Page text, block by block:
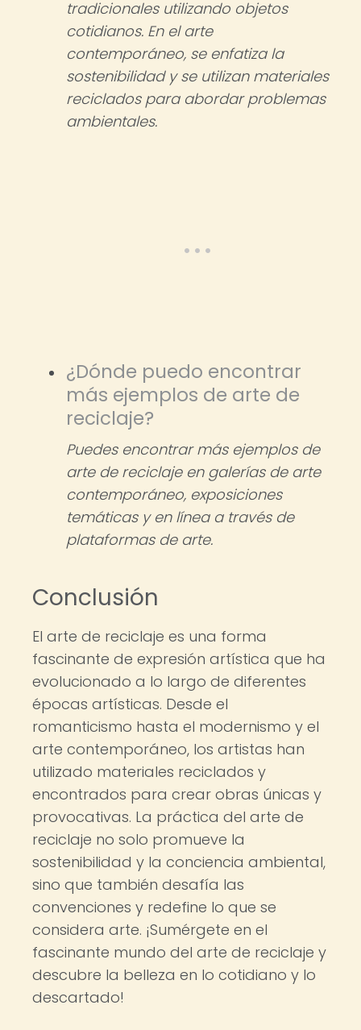
tradicionales utilizando objetos
cotidianos. En el arte
contemporáneo, se enfatiza la
sostenibilidad y se utilizan materiales
reciclados para abordar problemas
ambientales.
¿Dónde puedo encontrar
más ejemplos de arte de
reciclaje?
Puedes encontrar más ejemplos de
arte de reciclaje en galerías de arte
contemporáneo, exposiciones
temáticas y en línea a través de
plataformas de arte.
Conclusión
El arte de reciclaje es una forma
fascinante de expresión artística que ha
evolucionado a lo largo de diferentes
épocas artísticas. Desde el
romanticismo hasta el modernismo y el
arte contemporáneo, los artistas han
utilizado materiales reciclados y
encontrados para crear obras únicas y
provocativas. La práctica del arte de
reciclaje no solo promueve la
sostenibilidad y la conciencia ambiental,
sino que también desafía las
convenciones y redefine lo que se
considera arte. ¡Sumérgete en el
fascinante mundo del arte de reciclaje y
descubre la belleza en lo cotidiano y lo
descartado!